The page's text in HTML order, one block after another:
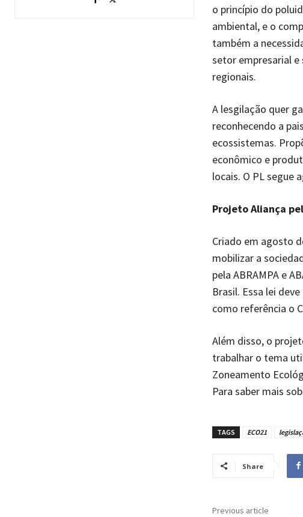
o princípio do
ambiental, e o
também a
setor empresarial e
regionais.
A lesgilação quer
reconhecendo a
ecossistemas.
econômico e
locais. O PL segue
Projeto Aliança
Criado em agosto
mobilizar a
pela ABRAMPA e
Brasil. Essa lei
como referência o
Além disso, o
trabalhar o tema
Zoneamento
Para saber mais
TAGS ECO21
Share
Previous article